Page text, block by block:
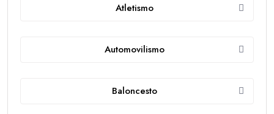
Atletismo
Automovilismo
Baloncesto